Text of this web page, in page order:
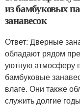
из бамбуковых
занавесок
Ответ: Дверные
обладают рядом
уютную атмосферу
бамбуковые
влаге. Они также
служить долгие